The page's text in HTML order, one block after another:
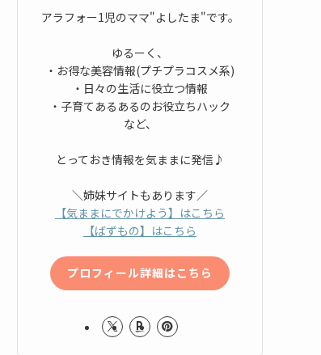
アラフォー1児のママ"よしたま"です。
ゆるーく、
・お得な美容情報(プチプラコスメ系)
・日々の生活に役立つ情報
・子育てあるあるのお役立ちハック
など、
とっておき情報を気ままに発信♪
＼姉妹サイトもあります／
【気ままにでかけよう】はこちら
【ばずもの】はこちら
プロフィール詳細はこちら